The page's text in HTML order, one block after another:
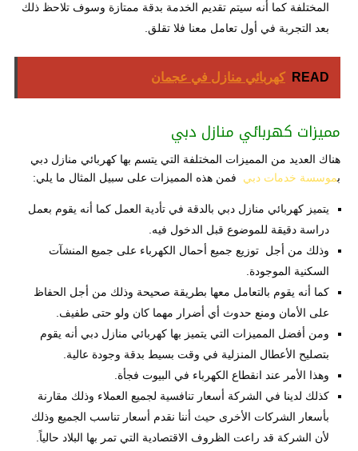
المختلفة كما أنه سيتم تقديم الخدمة بدقة ممتازة وسوف تلاحظ ذلك
بعد التجربة في أول تعامل معنا فلا تقلق.
READ كهربائي منازل في عجمان
مميزات كهربائي منازل دبي
هناك العديد من المميزات المختلفة التي يتسم بها كهربائي منازل دبي
بموسسة خدمات دبي فمن هذه المميزات على سبيل المثال ما يلي:
يتميز كهربائي منازل دبي بالدقة في تأدية العمل كما أنه يقوم بعمل
دراسة دقيقة للموضوع قبل الدخول فيه.
وذلك من أجل توزيع جميع أحمال الكهرباء على جميع المنشآت
السكنية الموجودة.
كما أنه يقوم بالتعامل معها بطريقة صحيحة وذلك من أجل الحفاظ
على الأمان ومنع حدوث أي أضرار مهما كان ولو حتى طفيف.
ومن أفضل المميزات التي يتميز بها كهربائي منازل دبي أنه يقوم
بتصليح الأعطال المنزلية في وقت بسيط بدقة وجودة عالية.
وهذا الأمر عند انقطاع الكهرباء في البيوت فجأة.
كذلك لدينا في الشركة أسعار تنافسية لجميع العملاء وذلك مقارنة
بأسعار الشركات الأخرى حيث أننا نقدم أسعار تناسب الجميع وذلك
لأن الشركة قد راعت الظروف الاقتصادية التي تمر بها البلاد حالياً.